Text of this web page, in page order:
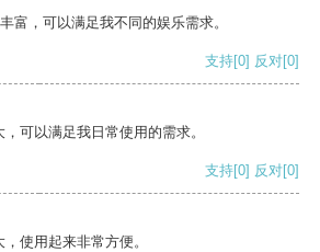
富，可以满足我不同的娱乐需求。
支持[0] 反对[0]
可以满足我日常使用的需求。
支持[0] 反对[0]
使用起来非常方便。